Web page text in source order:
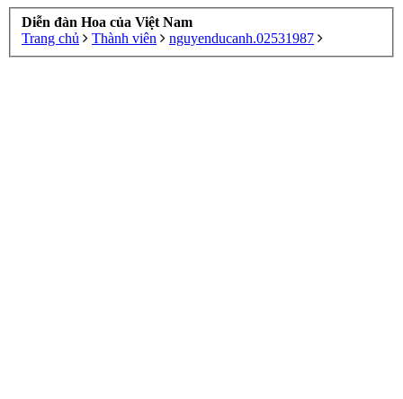
Diễn đàn Hoa của Việt Nam
Trang chủ
Thành viên nguyenducanh.02531987